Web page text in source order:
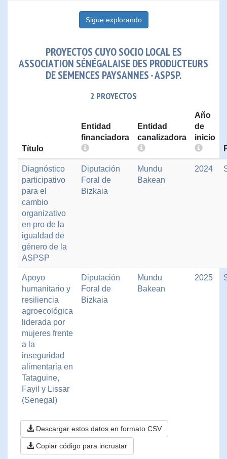
Sigue explorando
PROYECTOS CUYO SOCIO LOCAL ES
ASSOCIATION SÉNÉGALAISE DES PRODUCTEURS
DE SEMENCES PAYSANNES - ASPSP.
2 PROYECTOS
Título
Entidad
financiadora
Entidad
canalizadora
Año
de
inicio
Diagnóstico
participativo
para el
cambio
organizativo
en pro de la
igualdad de
género de la
ASPSP
Diputación
Foral de
Bizkaia
Mundu
Bakean
2024
Apoyo
humanitario y
resiliencia
agroecológica
liderada por
mujeres frente
a la
inseguridad
alimentaria en
Tataguine,
Fayil y Lissar
(Senegal)
Diputación
Foral de
Bizkaia
Mundu
Bakean
2025
Descargar estos datos en formato CSV
Copiar código para incrustar